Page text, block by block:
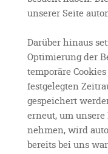
unserer Seite
Darüber hinaus
Optimierung der
temporäre
festgelegten
gespeichert
erneut, um
nehmen, wird
bereits bei uns